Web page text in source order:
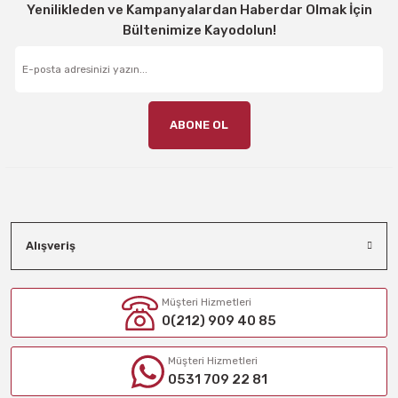
Yenilikleden ve Kampanyalardan Haberdar Olmak İçin
Bültenimize Kayodolun!
ABONE OL
Alışveriş
Müşteri Hizmetleri
0(212) 909 40 85
Müşteri Hizmetleri
0531 709 22 81